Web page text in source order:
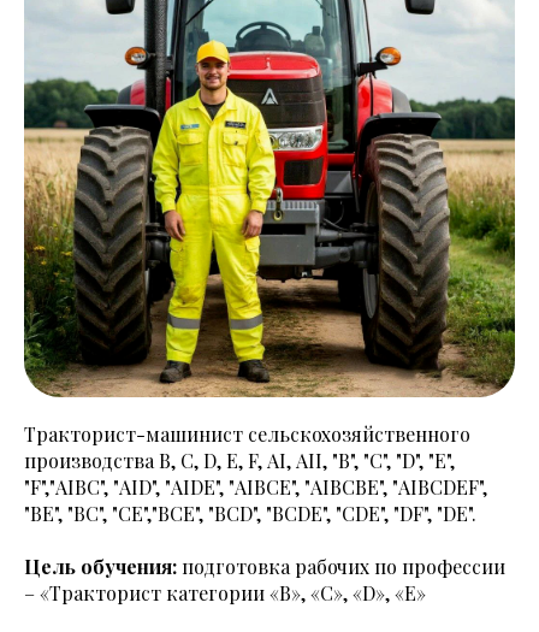
Тракторист-машинист сельскохозяйственного
производства В, С, D, E, F, АI, АII, "В", "С", "D", "Е",
"F","АIBC", "АID", "АIDE", "АIBCE", "АIВСВЕ", "АIBCDEF",
"BE", "ВС", "СЕ","ВСЕ", "ВСD", "ВСDE", "СDE", "DF", "DE".
Цель обучения: подготовка рабочих по профессии
– «Тракторист категории «В», «С», «D», «E»